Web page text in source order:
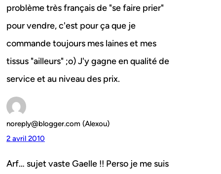
problème très français de "se faire prier"
pour vendre, c'est pour ça que je
commande toujours mes laines et mes
tissus "ailleurs" ;o) J'y gagne en qualité de
service et au niveau des prix.
noreply@blogger.com (Alexou)
2 avril 2010
Arf… sujet vaste Gaelle !! Perso je me suis